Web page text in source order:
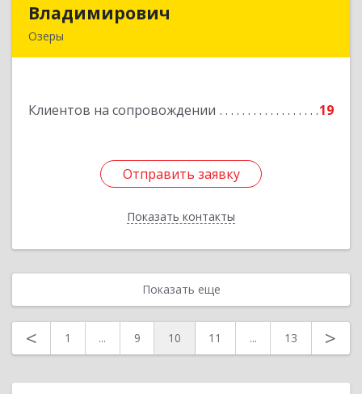
Владимирович
Озеры
Клиентов на сопровождении 19
Отправить заявку
Показать контакты
Подробнее
Отправить заявку
Назад
Показать еще
< 1 ... 9 10 11 ... 13 >